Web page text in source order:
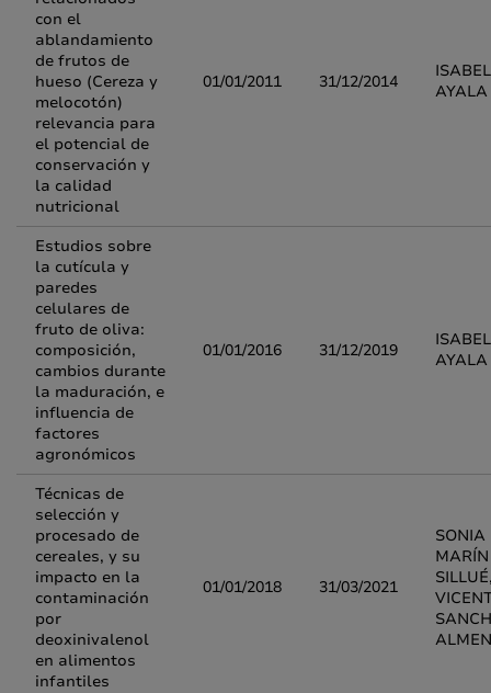
con el
ablandamiento
de frutos de
hueso (Cereza y
melocotón)
relevancia para
el potencial de
conservación y
la calidad
nutricional
01/01/2011 31/12/2014
AYALA
Estudios sobre
la cutícula y
paredes
celulares de
fruto de oliva:
composición,
cambios durante
la maduración, e
influencia de
factores
agronómicos
01/01/2016 31/12/2019
AYALA
Técnicas de
selección y
procesado de
cereales, y su
impacto en la
contaminación
por
deoxinivalenol
en alimentos
infantiles
01/01/2018 31/03/2021
SONIA
MARÍN